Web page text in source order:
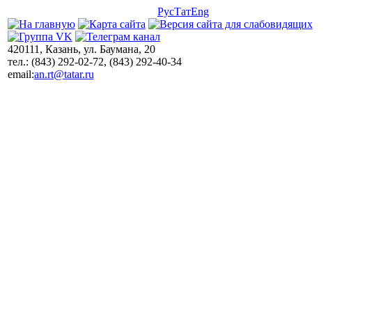
РусТатEng
420111, Казань, ул. Баумана, 20
тел.: (843) 292-02-72, (843) 292-40-34
email:an.rt@tatar.ru